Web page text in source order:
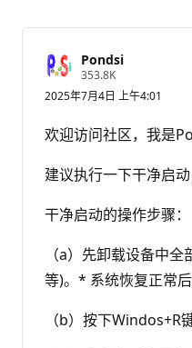
Pondsi
353.8K信
誉
分
2025年7月4日 上午4:01
欢迎访问社区，我是
建议执行一下干净启动
干净启动的操作步骤：
（a）先卸载设备中
等)。* 系统恢复正常
（b）按下